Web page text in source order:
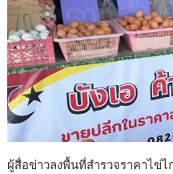
ผู้สื่อข่าวลงพื้นที่สำรวจราคาไข่